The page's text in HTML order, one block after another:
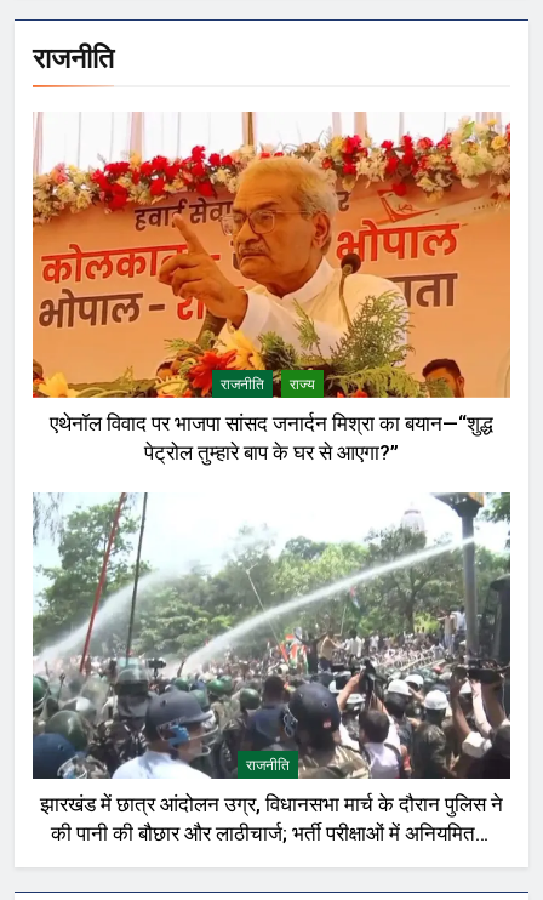
राजनीति
राजनीति राज्य
एथेनॉल विवाद पर भाजपा सांसद जनार्दन मिश्रा का बयान—“शुद्ध
पेट्रोल तुम्हारे बाप के घर से आएगा?”
राजनीति
झारखंड में छात्र आंदोलन उग्र, विधानसभा मार्च के दौरान पुलिस ने
की पानी की बौछार और लाठीचार्ज; भर्ती परीक्षाओं में अनियमितता
को लेकर प्रदर्शन